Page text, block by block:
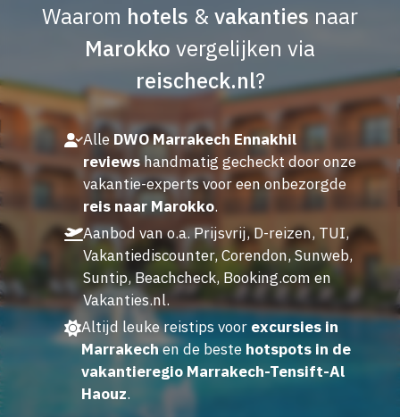
Waarom hotels & vakanties naar
Marokko vergelijken via
reischeck.nl?
Alle DWO Marrakech Ennakhil
reviewshandmatig gecheckt door onze
vakantie-experts voor een onbezorgde
reis naar Marokko.
Aanbod van o.a. Prijsvrij, D-reizen, TUI,
Vakantiediscounter, Corendon, Sunweb,
Suntip, Beachcheck, Booking.com en
Vakanties.nl.
Altijd leuke reistips voor excursies in
Marrakechen de beste hotspots in de
vakantieregio Marrakech-Tensift-Al
Haouz.